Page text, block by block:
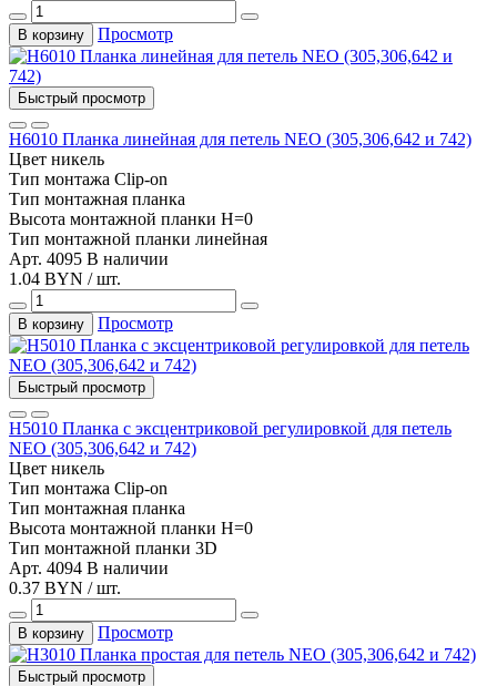
В корзину Просмотр
Быстрый просмотр
Н6010 Планка линейная для петель NEO (305,306,642 и 742)
Цвет никель
Тип монтажа Clip-on
Тип монтажная планка
Высота монтажной планки H=0
Тип монтажной планки линейная
Арт. 4095 В наличии
1.04 BYN / шт.
В корзину Просмотр
Быстрый просмотр
Н5010 Планка c эксцентриковой регулировкой для петель
NEO (305,306,642 и 742)
Цвет никель
Тип монтажа Clip-on
Тип монтажная планка
Высота монтажной планки H=0
Тип монтажной планки 3D
Арт. 4094 В наличии
0.37 BYN / шт.
В корзину Просмотр
Быстрый просмотр